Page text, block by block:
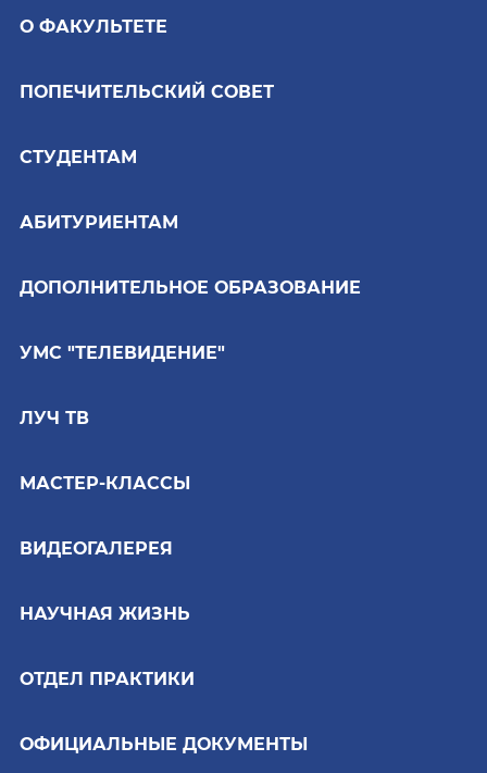
О ФАКУЛЬТЕТЕ
ПОПЕЧИТЕЛЬСКИЙ СОВЕТ
СТУДЕНТАМ
АБИТУРИЕНТАМ
ДОПОЛНИТЕЛЬНОЕ ОБРАЗОВАНИЕ
УМС "ТЕЛЕВИДЕНИЕ"
ЛУЧ ТВ
МАСТЕР-КЛАССЫ
ВИДЕОГАЛЕРЕЯ
НАУЧНАЯ ЖИЗНЬ
ОТДЕЛ ПРАКТИКИ
ОФИЦИАЛЬНЫЕ ДОКУМЕНТЫ